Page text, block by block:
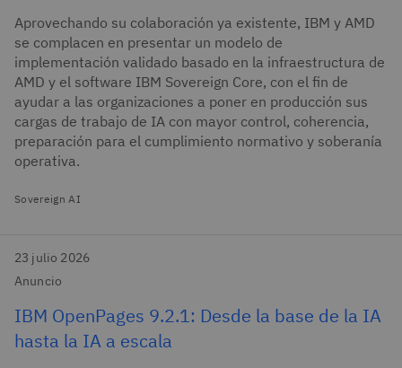
Aprovechando su colaboración ya existente, IBM y AMD
se complacen en presentar un modelo de
implementación validado basado en la infraestructura de
AMD y el software IBM Sovereign Core, con el fin de
ayudar a las organizaciones a poner en producción sus
cargas de trabajo de IA con mayor control, coherencia,
preparación para el cumplimiento normativo y soberanía
operativa.
Sovereign AI
23 julio 2026
Anuncio
IBM OpenPages 9.2.1: Desde la base de la IA
hasta la IA a escala